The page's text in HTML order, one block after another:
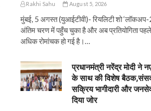
Rakhi Sahu August 5, 2026
मुंबई, 5 अगस्त (युआईटीवी)- रियलिटी शो
अंतिम चरण में पहुँच चुका है और अब प्रतियोगिता
अधिक रोमांचक हो गई है।…
प्रधानमंत्री नरेंद्र मोदी ने
के साथ की विशेष
सक्रिय भागीदारी और
दिया जोर